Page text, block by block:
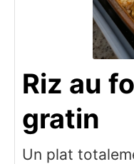
Riz au
gratin
Un plat